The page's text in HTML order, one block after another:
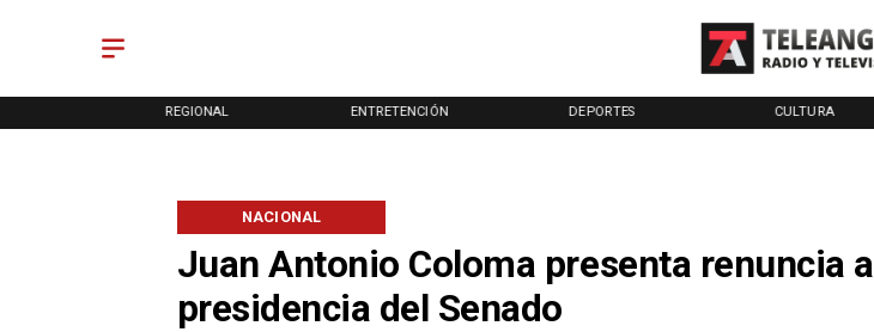
REGIONAL ENTRETENCIÓN DEPORTES CULTURA
Juan Antonio Coloma presenta renuncia a
presidencia del Senado
NACIONAL